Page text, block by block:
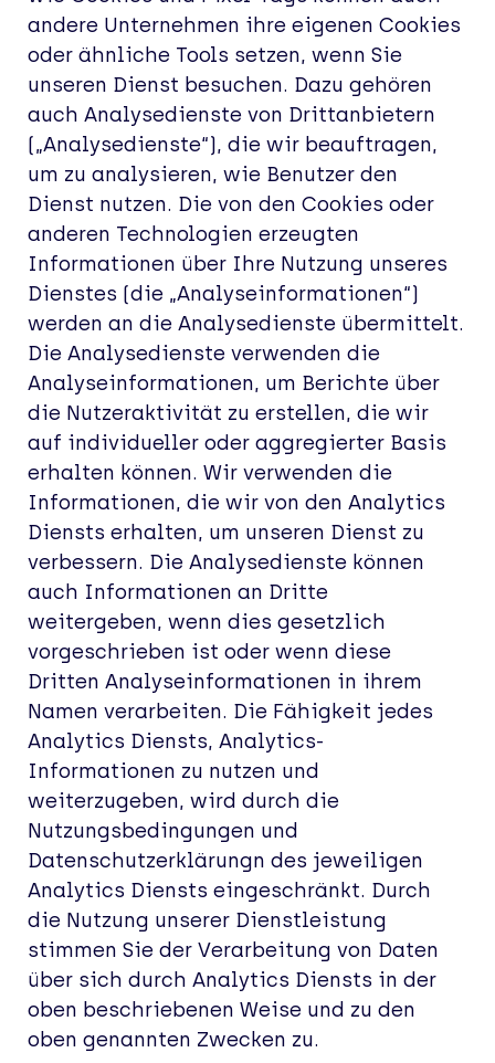
andere Unternehmen ihre eigenen Cookies
oder ähnliche Tools setzen, wenn Sie
unseren Dienst besuchen. Dazu gehören
auch Analysedienste von Drittanbietern
(„Analysedienste“), die wir beauftragen,
um zu analysieren, wie Benutzer den
Dienst nutzen. Die von den Cookies oder
anderen Technologien erzeugten
Informationen über Ihre Nutzung unseres
Dienstes (die „Analyseinformationen“)
werden an die Analysedienste übermittelt.
Die Analysedienste verwenden die
Analyseinformationen, um Berichte über
die Nutzeraktivität zu erstellen, die wir
auf individueller oder aggregierter Basis
erhalten können. Wir verwenden die
Informationen, die wir von den Analytics
Diensts erhalten, um unseren Dienst zu
verbessern. Die Analysedienste können
auch Informationen an Dritte
weitergeben, wenn dies gesetzlich
vorgeschrieben ist oder wenn diese
Dritten Analyseinformationen in ihrem
Namen verarbeiten. Die Fähigkeit jedes
Analytics Diensts, Analytics-
Informationen zu nutzen und
weiterzugeben, wird durch die
Nutzungsbedingungen und
Datenschutzerklärungn des jeweiligen
Analytics Diensts eingeschränkt. Durch
die Nutzung unserer Dienstleistung
stimmen Sie der Verarbeitung von Daten
über sich durch Analytics Diensts in der
oben beschriebenen Weise und zu den
oben genannten Zwecken zu.